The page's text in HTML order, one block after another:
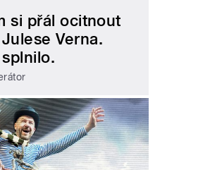
si přál ocitnout
Verna.